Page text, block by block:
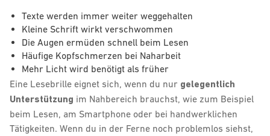
Texte werden immer weiter weggehalten
Kleine Schrift wirkt verschwommen
Die Augen ermüden schnell beim Lesen
Häufige Kopfschmerzen bei Naharbeit
Mehr Licht wird benötigt als früher
Eine Lesebrille eignet sich, wenn du nur gelegentlich
Unterstützung im Nahbereich brauchst, wie zum Beispiel
beim Lesen, am Smartphone oder bei handwerklichen
Tätigkeiten. Wenn du in der Ferne noch problemlos siehst,